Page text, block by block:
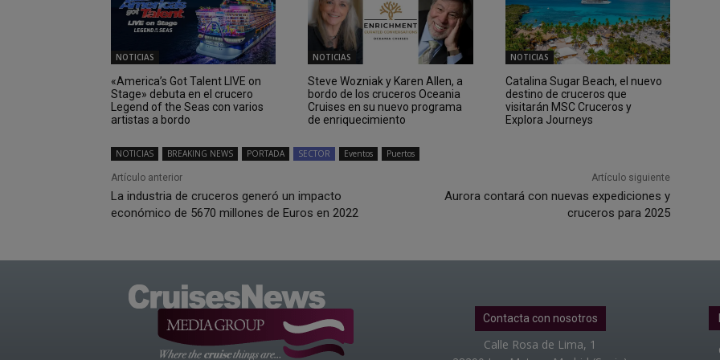
NOTICIAS
«America’s Got Talent LIVE on
Stage» debuta en el crucero
Legend of the Seas con varios
artistas a bordo
NOTICIAS
Steve Wozniak y Karen Allen, a
bordo de los cruceros Oceania
Cruises en su nuevo programa
de enriquecimiento
NOTICIAS
Catalina Sugar Beach, el nuevo
destino de cruceros que
visitarán MSC Cruceros y
Explora Journeys
NOTICIAS BREAKING NEWS PORTADA SECTOR Eventos Puertos
Artículo anterior
La industria de cruceros generó un impacto
económico de 5670 millones de Euros en 2022
Artículo siguiente
Aurora contará con nuevas expediciones y
cruceros para 2025
Contacta con nosotros
Calle Rosa de Lima, 1